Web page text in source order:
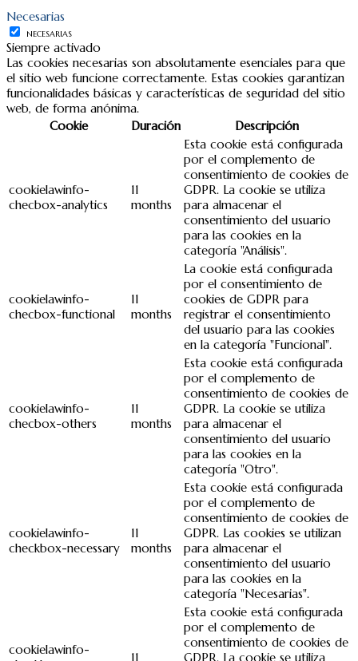
Necesarias
NECESARIAS
Siempre activado
Las cookies necesarias son absolutamente esenciales para que
el sitio web funcione correctamente. Estas cookies garantizan
funcionalidades básicas y características de seguridad del sitio
web, de forma anónima.
Cookie
Duración Descripción
cookielawinfo-
checbox-analytics
11
months
Esta cookie está configurada
por el complemento de
consentimiento de cookies de
GDPR. La cookie se utiliza
para almacenar el
consentimiento del usuario
para las cookies en la
categoría "Análisis".
cookielawinfo-
checbox-functional
11
months
La cookie está configurada
por el consentimiento de
cookies de GDPR para
registrar el consentimiento
del usuario para las cookies
en la categoría "Funcional".
cookielawinfo-
checbox-others
11
months
Esta cookie está configurada
por el complemento de
consentimiento de cookies de
GDPR. La cookie se utiliza
para almacenar el
consentimiento del usuario
para las cookies en la
categoría "Otro".
cookielawinfo-
checkbox-necessary
11
months
Esta cookie está configurada
por el complemento de
consentimiento de cookies de
GDPR. Las cookies se utilizan
para almacenar el
consentimiento del usuario
para las cookies en la
categoría "Necesarias".
cookielawinfo-
11
Esta cookie está configurada
por el complemento de
consentimiento de cookies de
GDPR. La cookie se utiliza